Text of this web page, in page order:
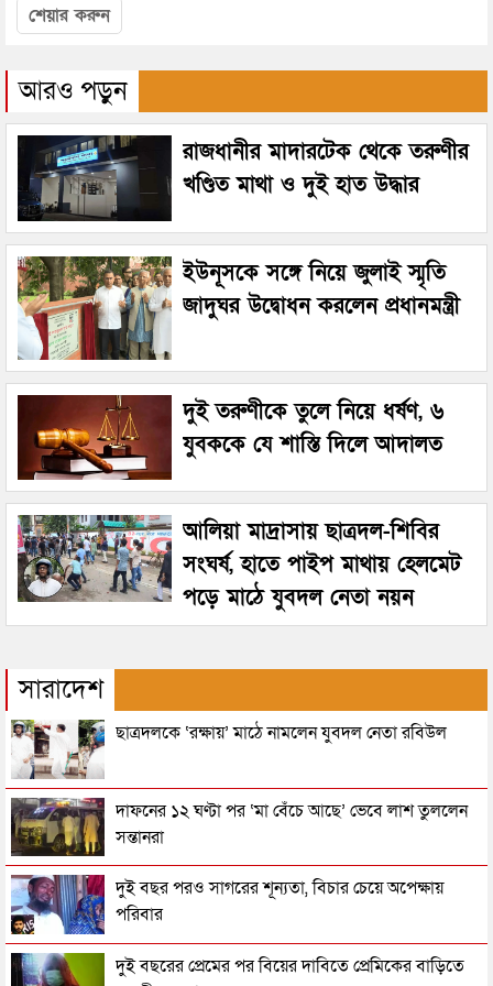
শেয়ার করুন
আরও পড়ুন
রাজধানীর মাদারটেক থেকে তরুণীর
খণ্ডিত মাথা ও দুই হাত উদ্ধার
ইউনূসকে সঙ্গে নিয়ে জুলাই স্মৃতি
জাদুঘর উদ্বোধন করলেন প্রধানমন্ত্রী
দুই তরুণীকে তুলে নিয়ে ধর্ষণ, ৬
যুবককে যে শাস্তি দিলে আদালত
আলিয়া মাদ্রাসায় ছাত্রদল-শিবির
সংঘর্ষ, হাতে পাইপ মাথায় হেলমেট
পড়ে মাঠে যুবদল নেতা নয়ন
সারাদেশ
ছাত্রদলকে ‘রক্ষায়’ মাঠে নামলেন যুবদল নেতা রবিউল
দাফনের ১২ ঘণ্টা পর ‘মা বেঁচে আছে’ ভেবে লাশ তুললেন
সন্তানরা
দুই বছর পরও সাগরের শূন্যতা, বিচার চেয়ে অপেক্ষায়
পরিবার
দুই বছরের প্রেমের পর বিয়ের দাবিতে প্রেমিকের বাড়িতে